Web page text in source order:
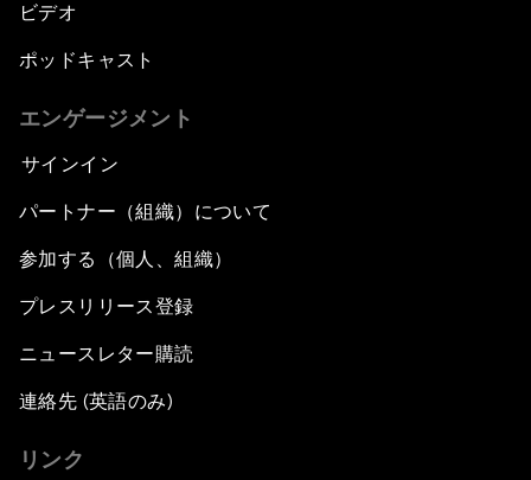
ビデオ
ポッドキャスト
エンゲージメント
サインイン
パートナー（組織）について
参加する（個人、組織）
プレスリリース登録
ニュースレター購読
連絡先 (英語のみ)
リンク